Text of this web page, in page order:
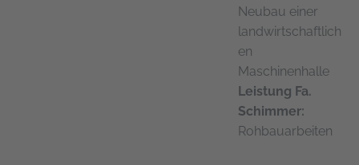
Neubau einer
landwirtschaftlich
en
Maschinenhalle
Leistung Fa.
Schimmer:
Rohbauarbeiten